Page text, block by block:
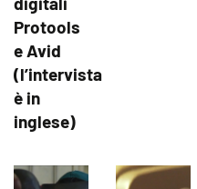
Protools
e Avid
(l’intervista
è in
inglese)